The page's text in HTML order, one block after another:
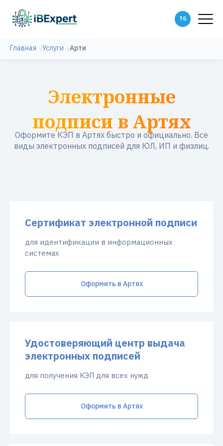
Главная Услуги Арти
Электронные
подписи в Артях
Оформите КЭП в Артях быстро и официально. Все
виды электронных подписей для ЮЛ, ИП и физлиц.
Сертификат электронной подписи
для идентификации в информационных
системах
Оформить в Артях
Удостоверяющий центр выдача
электронных подписей
для получения КЭП для всех нужд
Оформить в Артях